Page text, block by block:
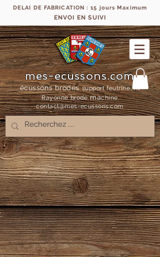
DELAI DE FABRICATION : 15 jours Maximum
ENVOI EN SUIVI
mes-ecussons.com
écussons brodés support feutrine, fil
Rayonne brodémachine
contact@mes-ecussons.com